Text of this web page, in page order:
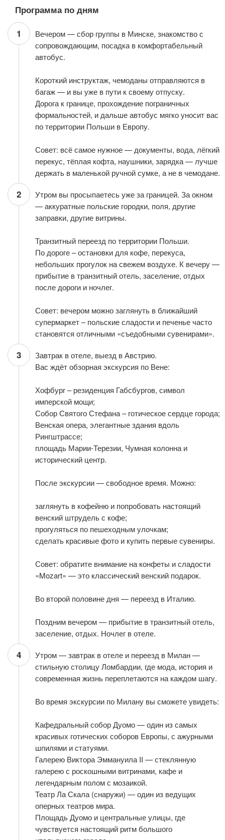
Программа по дням
1
Вечером — сбор группы в Минске, знакомство с
сопровождающим, посадка в комфортабельный
автобус.
Короткий инструктаж, чемоданы отправляются в
багаж — и вы уже в пути к своему отпуску.
Дорога к границе, прохождение пограничных
формальностей, и дальше автобус мягко уносит вас
по территории Польши в Европу.
Совет: всё самое нужное — документы, вода, лёгкий
перекус, тёплая кофта, наушники, зарядка — лучше
держать в маленькой ручной сумке, а не в чемодане.
2
Утром вы просыпаетесь уже за границей. За окном
— аккуратные польские городки, поля, другие
заправки, другие витрины.
Транзитный переезд по территории Польши.
По дороге – остановки для кофе, перекуса,
небольших прогулок на свежем воздухе. К вечеру —
прибытие в транзитный отель, заселение, отдых
после дороги и ночлег.
Совет: вечером можно заглянуть в ближайший
супермаркет – польские сладости и печенье часто
становятся отличными «съедобными сувенирами».
3
Завтрак в отеле, выезд в Австрию.
Вас ждёт обзорная экскурсия по Вене:
Хофбург – резиденция Габсбургов, символ
имперской мощи;
Собор Святого Стефана – готическое сердце города;
Венская опера, элегантные здания вдоль
Рингштрассе;
площадь Марии-Терезии, Чумная колонна и
исторический центр.
После экскурсии — свободное время. Можно:
заглянуть в кофейню и попробовать настоящий
венский штрудель с кофе;
прогуляться по пешеходным улочкам;
сделать красивые фото и купить первые сувениры.
Совет: обратите внимание на конфеты и сладости
«Mozart» — это классический венский подарок.
Во второй половине дня — переезд в Италию.
Поздним вечером — прибытие в транзитный отель,
заселение, отдых. Ночлег в отеле.
4
Утром — завтрак в отеле и переезд в Милан —
стильную столицу Ломбардии, где мода, история и
современная жизнь переплетаются на каждом шагу.
Во время экскурсии по Милану вы сможете увидеть:
Кафедральный собор Дуомо — один из самых
красивых готических соборов Европы, с ажурными
шпилями и статуями.
Галерею Виктора Эммануила II — стеклянную
галерею с роскошными витринами, кафе и
легендарным полом с мозаикой.
Театр Ла Скала (снаружи) — один из ведущих
оперных театров мира.
Площадь Дуомо и центральные улицы, где
чувствуется настоящий ритм большого